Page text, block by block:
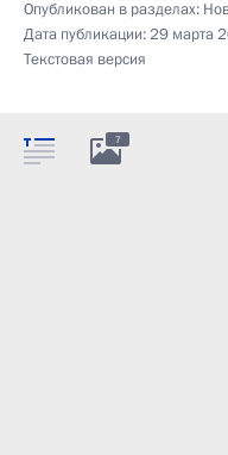
Опубликован в разделах:
Дата публикации:29 марта
Текстовая версия
7